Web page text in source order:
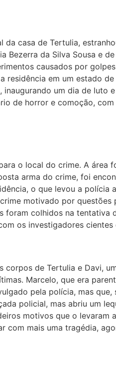
casa de Tertulia,
da Silva Sousa e
causados por
em um estado
um dia de luto
de horror e comoção,
o local do crime. A área
arma do crime, foi
o que levou a polícia
motivado por questões
foram colhidos na tentativa
os investigadores cientes
de Tertulia e Davi,
Marcelo, que era
pela polícia, mas que,
policial, mas abriu um
motivos que o levaram
com mais uma tragédia,